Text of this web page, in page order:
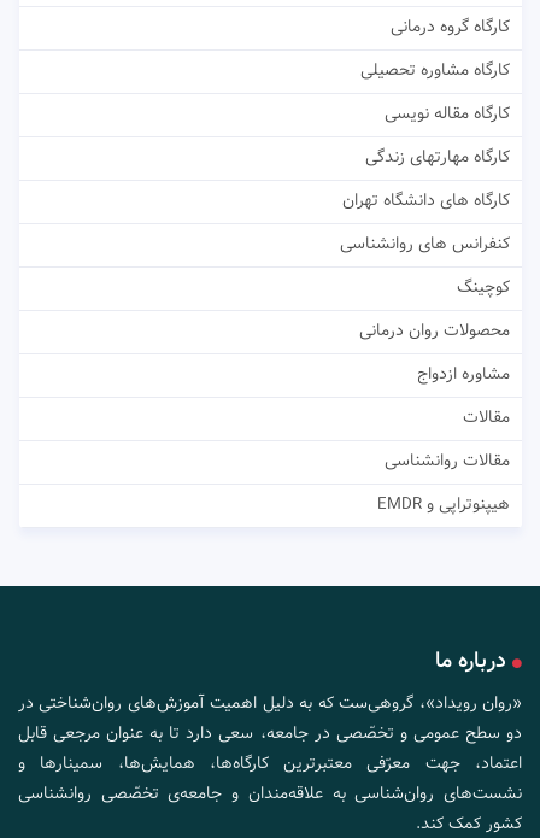
کارگاه گروه درمانی
کارگاه مشاوره تحصیلی
کارگاه مقاله نویسی
کارگاه مهارتهای زندگی
کارگاه های دانشگاه تهران
کنفرانس های روانشناسی
کوچینگ
محصولات روان درمانی
مشاوره ازدواج
مقالات
مقالات روانشناسی
هیپنوتراپی و EMDR
درباره ما
«روان رویداد»، گروهی‌ست که به دلیل اهمیت آموزش‌های روان‌شناختی در
دو سطح عمومی و تخصّصی در جامعه، سعی دارد تا به عنوان مرجعی قابل
اعتماد، جهت معرّفی معتبرترین کارگاه‌ها، همایش‌ها، سمینارها و
نشست‌های روان‌شناسی به علاقه‌مندان و جامعه‌ی تخصّصی روانشناسی
کشور کمک کند.